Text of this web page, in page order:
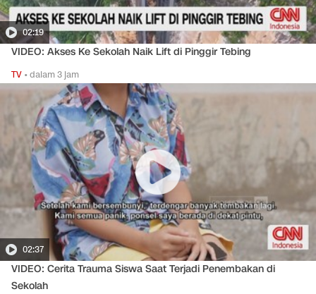
02:19
VIDEO: Akses Ke Sekolah Naik Lift di Pinggir Tebing
TV •dalam 3 jam
02:37
VIDEO: Cerita Trauma Siswa Saat Terjadi Penembakan di
Sekolah